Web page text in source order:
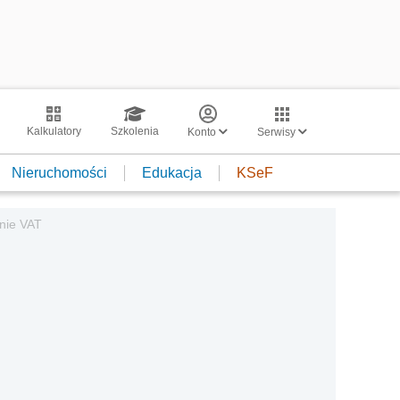
Kalkulatory Szkolenia Konto Serwisy
Nieruchomości Edukacja KSeF
VAT